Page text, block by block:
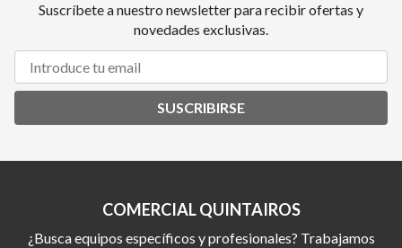
Suscríbete a nuestro newsletter para recibir ofertas y
novedades exclusivas.
SUSCRIBIRSE
COMERCIAL QUINTAIROS
¿Busca equipos específicos y profesionales? Trabajamos